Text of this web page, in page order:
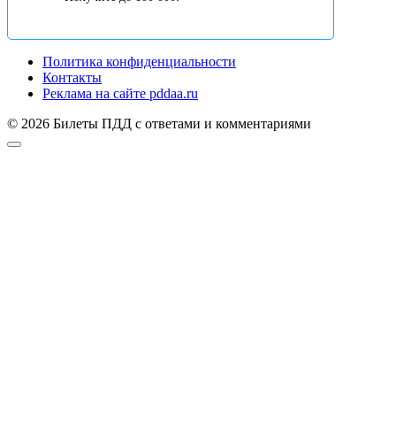
Политика конфиденциальности
Контакты
Реклама на сайте pddaa.ru
© 2026 Билеты ПДД с ответами и комментариями